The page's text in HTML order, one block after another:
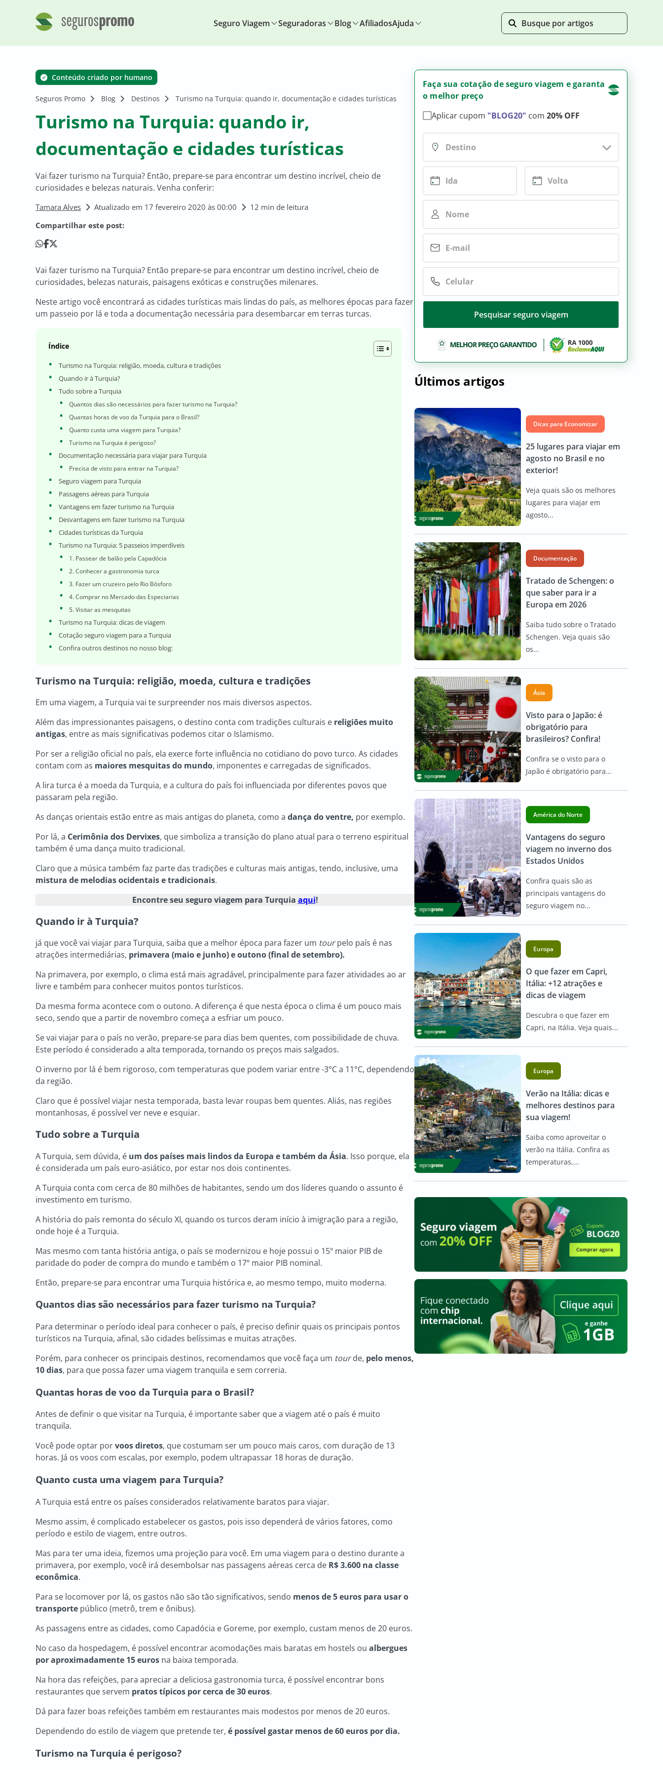
Seguro Viagem Seguradoras Blog AfiliadosAjuda
Conteúdo criado por humano
Seguros Promo Blog Destinos Turismo na Turquia: quando ir, documentação e cidades turísticas
Turismo na Turquia: quando ir,
documentação e cidades turísticas
Vai fazer turismo na Turquia? Então, prepare-se para encontrar um destino incrível, cheio de
curiosidades e belezas naturais. Venha conferir:
Tamara Alves Atualizado em 17 fevereiro 2020 às 00:00
12 min de leitura
Compartilhar este post:
Vai fazer turismo na Turquia? Então prepare-se para encontrar um destino incrível, cheio de
curiosidades, belezas naturais, paisagens exóticas e construções milenares.
Neste artigo você encontrará as cidades turísticas mais lindas do país, as melhores épocas para fazer
um passeio por lá e toda a documentação necessária para desembarcar em terras turcas.
Índice
Turismo na Turquia: religião, moeda, cultura e tradições
Quando ir à Turquia?
Tudo sobre a Turquia
Quantos dias são necessários para fazer turismo na Turquia?
Quantas horas de voo da Turquia para o Brasil?
Quanto custa uma viagem para Turquia?
Turismo na Turquia é perigoso?
Documentação necessária para viajar para Turquia
Precisa de visto para entrar na Turquia?
Seguro viagem para Turquia
Passagens aéreas para Turquia
Vantagens em fazer turismo na Turquia
Desvantagens em fazer turismo na Turquia
Cidades turísticas da Turquia
Turismo na Turquia: 5 passeios imperdíveis
1. Passear de balão pela Capadócia
2. Conhecer a gastronomia turca
3. Fazer um cruzeiro pelo Rio Bósforo
4. Comprar no Mercado das Especiarias
5. Visitar as mesquitas
Turismo na Turquia: dicas de viagem
Cotação seguro viagem para a Turquia
Confira outros destinos no nosso blog:
Turismo na Turquia: religião, moeda, cultura e tradições
Em uma viagem, a Turquia vai te surpreender nos mais diversos aspectos.
Além das impressionantes paisagens, o destino conta com tradições culturais e religiões muito
antigas, entre as mais significativas podemos citar o Islamismo.
Por ser a religião oficial no país, ela exerce forte influência no cotidiano do povo turco. As cidades
contam com as maiores mesquitas do mundo, imponentes e carregadas de significados.
A lira turca é a moeda da Turquia, e a cultura do país foi influenciada por diferentes povos que
passaram pela região.
As danças orientais estão entre as mais antigas do planeta, como a dança do ventre, por exemplo.
Por lá, a Cerimônia dos Dervixes, que simboliza a transição do plano atual para o terreno espiritual
também é uma dança muito tradicional.
Claro que a música também faz parte das tradições e culturas mais antigas, tendo, inclusive, uma
mistura de melodias ocidentais e tradicionais.
Encontre seu seguro viagem para Turquia aqui!
Quando ir à Turquia?
já que você vai viajar para Turquia, saiba que a melhor época para fazer um tourpelo país é nas
atrações intermediárias, primavera (maio e junho) e outono (final de setembro).
Na primavera, por exemplo, o clima está mais agradável, principalmente para fazer atividades ao ar
livre e também para conhecer muitos pontos turísticos.
Da mesma forma acontece com o outono. A diferença é que nesta época o clima é um pouco mais
seco, sendo que a partir de novembro começa a esfriar um pouco.
Se vai viajar para o país no verão, prepare-se para dias bem quentes, com possibilidade de chuva.
Este período é considerado a alta temporada, tornando os preços mais salgados.
O inverno por lá é bem rigoroso, com temperaturas que podem variar entre -3°C a 11°C, dependendo
da região.
Claro que é possível viajar nesta temporada, basta levar roupas bem quentes. Aliás, nas regiões
montanhosas, é possível ver neve e esquiar.
Tudo sobre a Turquia
A Turquia, sem dúvida, é um dos países mais lindos da Europa e também da Ásia. Isso porque, ela
é considerada um país euro-asiático, por estar nos dois continentes.
A Turquia conta com cerca de 80 milhões de habitantes, sendo um dos líderes quando o assunto é
investimento em turismo.
A história do país remonta do século XI, quando os turcos deram início à imigração para a região,
onde hoje é a Turquia.
Mas mesmo com tanta história antiga, o país se modernizou e hoje possui o 15º maior PIB de
paridade do poder de compra do mundo e também o 17º maior PIB nominal.
Então, prepare-se para encontrar uma Turquia histórica e, ao mesmo tempo, muito moderna.
Quantos dias são necessários para fazer turismo na Turquia?
Para determinar o período ideal para conhecer o país, é preciso definir quais os principais pontos
turísticos na Turquia, afinal, são cidades belíssimas e muitas atrações.
Porém, para conhecer os principais destinos, recomendamos que você faça um tourde, pelo menos,
10 dias, para que possa fazer uma viagem tranquila e sem correria.
Quantas horas de voo da Turquia para o Brasil?
Antes de definir o que visitar na Turquia, é importante saber que a viagem até o país é muito
tranquila.
Você pode optar porvoos diretos, que costumam ser um pouco mais caros, com duração de 13
horas. Já os voos com escalas, por exemplo, podem ultrapassar 18 horas de duração.
Quanto custa uma viagem para Turquia?
A Turquia está entre os países considerados relativamente baratos para viajar.
Mesmo assim, é complicado estabelecer os gastos, pois isso dependerá de vários fatores, como
período e estilo de viagem, entre outros.
Mas para ter uma ideia, fizemos uma projeção para você. Em uma viagem para o destino durante a
primavera, por exemplo, você irá desembolsar nas passagens aéreas cerca de R$ 3.600 na classe
econômica.
Para se locomover por lá, os gastos não são tão significativos, sendo menos de 5 euros para usar o
transporte público (metrô, trem e ônibus).
As passagens entre as cidades, como Capadócia e Goreme, por exemplo, custam menos de 20 euros.
No caso da hospedagem, é possível encontrar acomodações mais baratas em hostels ou albergues
por aproximadamente 15 euros na baixa temporada.
Na hora das refeições, para apreciar a deliciosa gastronomia turca, é possível encontrar bons
restaurantes que servem pratos típicos por cerca de 30 euros.
Dá para fazer boas refeições também em restaurantes mais modestos por menos de 20 euros.
Dependendo do estilo de viagem que pretende ter, é possível gastar menos de 60 euros por dia.
Turismo na Turquia é perigoso?
Faça sua cotação de seguro viagem e garanta
o melhor preço
Aplicar cupom "BLOG20" com 20% OFF
Pesquisar seguro viagem
Últimos artigos
Dicas para Economizar
25 lugares para viajar em
agosto no Brasil e no
exterior!
Veja quais são os melhores
lugares para viajar em
agosto...
Documentação
Tratado de Schengen: o
que saber para ir a
Europa em 2026
Saiba tudo sobre o Tratado
Schengen. Veja quais são
os...
Ásia
Visto para o Japão: é
obrigatório para
brasileiros? Confira!
Confira se o visto para o
Japão é obrigatório para...
América do Norte
Vantagens do seguro
viagem no inverno dos
Estados Unidos
Confira quais são as
principais vantagens do
seguro viagem no...
Europa
O que fazer em Capri,
Itália: +12 atrações e
dicas de viagem
Descubra o que fazer em
Capri, na Itália. Veja quais...
Europa
Verão na Itália: dicas e
melhores destinos para
sua viagem!
Saiba como aproveitar o
verão na Itália. Confira as
temperaturas,...